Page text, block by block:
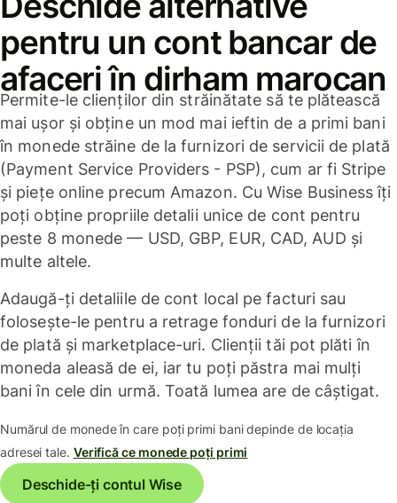
pentru un cont bancar de
afaceri în dirham marocan
Permite-le clienților din străinătate să te plătească
mai ușor și obține un mod mai ieftin de a primi bani
în monede străine de la furnizori de servicii de plată
(Payment Service Providers - PSP), cum ar fi Stripe
și piețe online precum Amazon. Cu Wise Business îți
poți obține propriile detalii unice de cont pentru
peste 8 monede — USD, GBP, EUR, CAD, AUD și
multe altele.
Adaugă-ți detaliile de cont local pe facturi sau
folosește-le pentru a retrage fonduri de la furnizori
de plată și marketplace-uri. Clienții tăi pot plăti în
moneda aleasă de ei, iar tu poți păstra mai mulți
bani în cele din urmă. Toată lumea are de câștigat.
Numărul de monede în care poți primi bani depinde de locația
adresei tale. Verifică ce monede poți primi
Deschide-ți contul Wise